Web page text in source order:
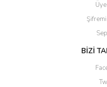
BİZİ